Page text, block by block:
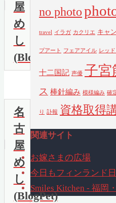
屋
め
し
(BlogPet)
名
古
屋
め
し
(BlogPet)
no photo
travel イラガ カクリエ キャ
プアート フェアアイル レッ
十二国記 声優 子宮
ス 棒針編み 模様編み 確
り 訃報 資格取得
関連サイト
お嫁さまの広場
今日もフィンランド
Smiles Kitchen - 福岡